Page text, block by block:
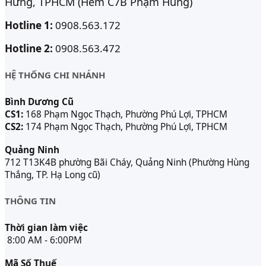
Hotline 1: 0908.563.172
Hotline 2: 0908.563.472
HỆ THỐNG CHI NHÁNH
Bình Dương Cũ
CS1: 168 Phạm Ngọc Thạch, Phường Phú Lợi, TPHCM
CS2: 174 Phạm Ngọc Thạch, Phường Phú Lợi, TPHCM
Quảng Ninh
712 T13K4B phường Bãi Cháy, Quảng Ninh (Phường Hùng
Thắng, TP. Hạ Long cũ)
THÔNG TIN
Thời gian làm việc
8:00 AM - 6:00PM
Mã Số Thuế